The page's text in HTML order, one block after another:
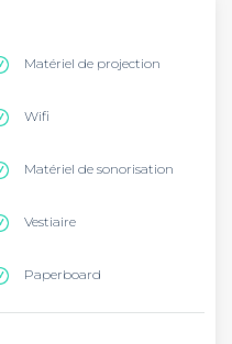
Matériel de projection
Wifi
Matériel de sonorisation
Vestiaire
Paperboard